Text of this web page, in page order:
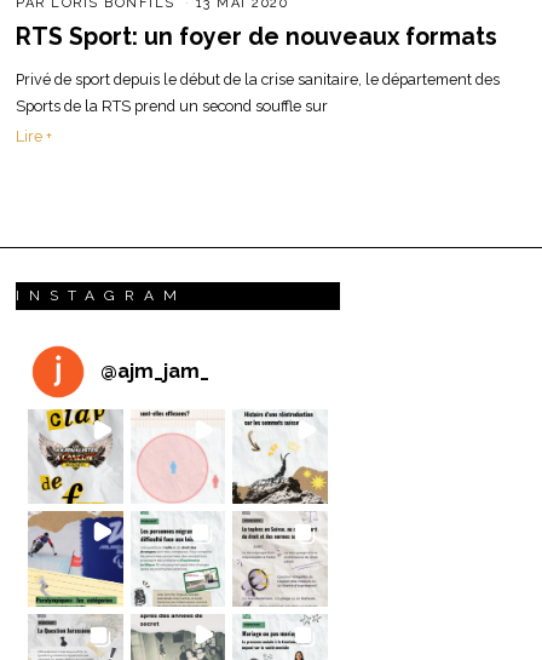
RTS Sport: un foyer de nouveaux formats
Privé de sport depuis le début de la crise sanitaire, le département des
Sports de la RTS prend un second souffle sur
Lire +
INSTAGRAM
@ajm_jam_